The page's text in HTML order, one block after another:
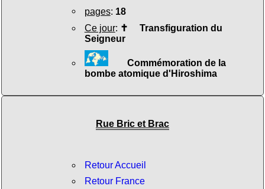
pages: 18
Ce jour: ✝ Transfiguration du
Seigneur
Commémoration de la
bombe atomique d'Hiroshima
Rue Bric et Brac
Retour Accueil
Retour France